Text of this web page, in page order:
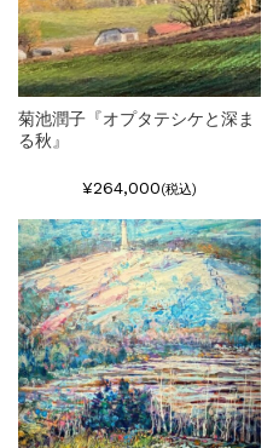
菊池潤子『オプタテシケと深ま
る秋』
¥264,000(税込)